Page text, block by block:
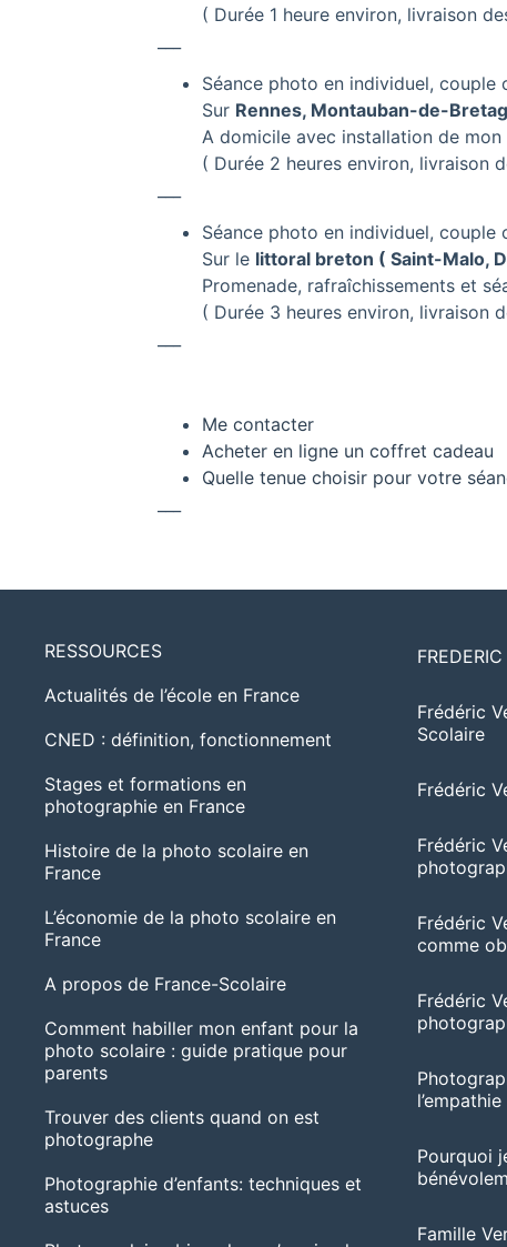
( Durée 1 heure environ, livraison
Séance photo en individuel, couple
Sur Rennes, Montauban-de-
A domicile avec installation de
( Durée 2 heures environ, livraison
Séance photo en individuel, couple
Sur le littoral breton ( Saint-Malo,
Promenade, rafraîchissements et
( Durée 3 heures environ, livraison
Me contacter
Acheter en ligne un coffret cadeau
Quelle tenue choisir pour votre
RESSOURCES
Actualités de l’école en France
CNED : définition, fonctionnement
Stages et formations en
photographie en France
Histoire de la photo scolaire en
France
L’économie de la photo scolaire en
France
A propos de France-Scolaire
Comment habiller mon enfant pour la
photo scolaire : guide pratique pour
parents
Trouver des clients quand on est
photographe
Photographie d’enfants: techniques et
astuces
Frédéric
Scolaire
Frédéric
Frédéric
Frédéric
comme
Frédéric
Pourquoi
Famille